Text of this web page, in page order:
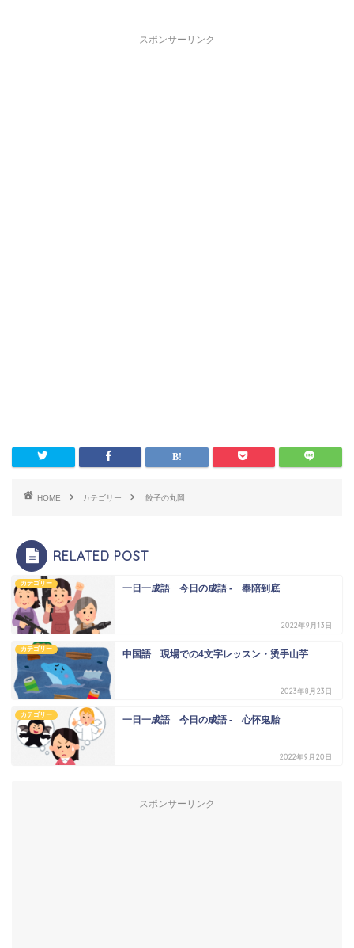
スポンサーリンク
HOME カテゴリー 餃子の丸岡
RELATED POST
カテゴリー 一日一成語 今日の成語 - 奉陪到底
2022年9月13日
カテゴリー 中国語 現場での4文字レッスン・烫手山芋
2023年8月23日
カテゴリー 一日一成語 今日の成語 - 心怀鬼胎
2022年9月20日
スポンサーリンク